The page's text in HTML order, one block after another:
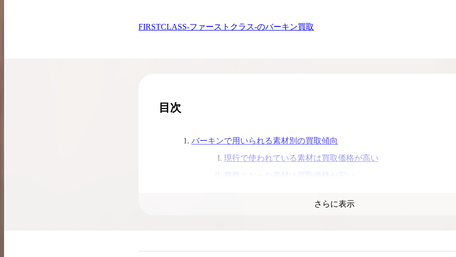
FIRSTCLASS-ファーストクラス-のバーキン買取
目次
バーキンで用いられる素材別の買取傾向
現行で使われている素材は買取価格が高い
廃盤となった素材は買取価格が安い
クロコやオーストなどエキゾチックレザーの高値傾向
さらに表示